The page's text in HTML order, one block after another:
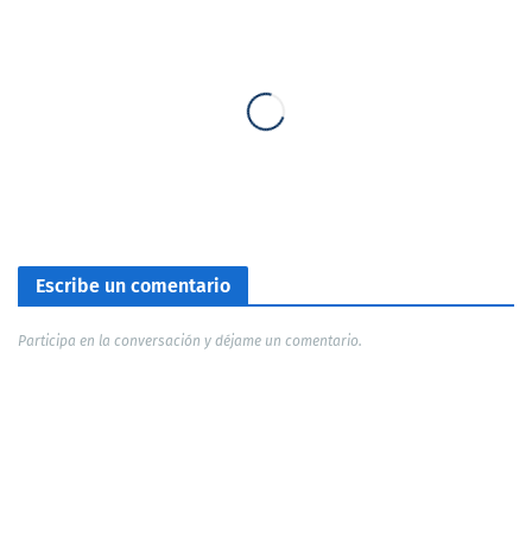
Escribe un comentario
Participa en la conversación y déjame un comentario.